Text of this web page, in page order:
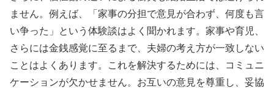
ません。例えば、「家事の分担で意見が合わず、何度も言
い争った」という体験談はよく聞かれます。家事や育児、
さらには金銭感覚に至るまで、夫婦の考え方が一致しない
ことはよくあります。これを解決するためには、コミュニ
ケーションが欠かせません。お互いの意見を尊重し、妥協